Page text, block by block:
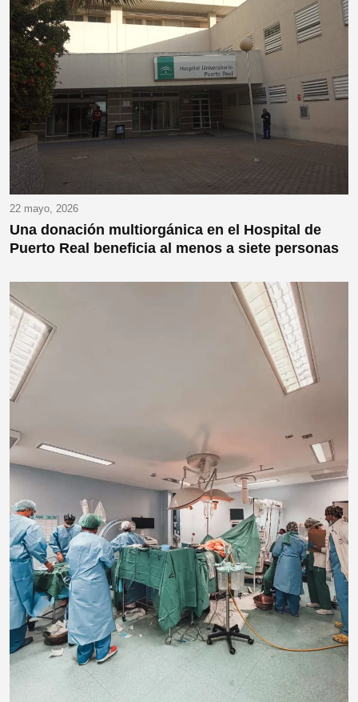
22 mayo, 2026
Una donación multiorgánica en el Hospital de
Puerto Real beneficia al menos a siete personas